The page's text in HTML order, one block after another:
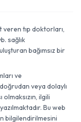
tıp doktorları,
sağlık
bağımsız bir
ve
veya dolaylı
ilgili
Bu web
bilgilendirilmesini